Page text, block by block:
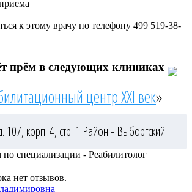
к этому врачу по телефону 499 519-38-
прём в следующих клиниках
центр XXI век»
107, корп. 4, стр. 1 Район - Выборгский
специализации - Реабилитолог
нет отзывов.